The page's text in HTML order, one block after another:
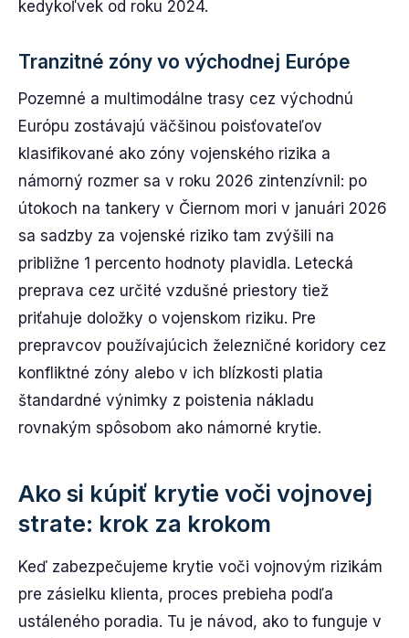
kedykoľvek od roku 2024.
Tranzitné zóny vo východnej Európe
Pozemné a multimodálne trasy cez východnú
Európu zostávajú väčšinou poisťovateľov
klasifikované ako zóny vojenského rizika a
námorný rozmer sa v roku 2026 zintenzívnil: po
útokoch na tankery v Čiernom mori v januári 2026
sa sadzby za vojenské riziko tam zvýšili na
približne 1 percento hodnoty plavidla. Letecká
preprava cez určité vzdušné priestory tiež
priťahuje doložky o vojenskom riziku. Pre
prepravcov používajúcich železničné koridory cez
konfliktné zóny alebo v ich blízkosti platia
štandardné výnimky z poistenia nákladu
rovnakým spôsobom ako námorné krytie.
Ako si kúpiť krytie voči vojnovej
strate: krok za krokom
Keď zabezpečujeme krytie voči vojnovým rizikám
pre zásielku klienta, proces prebieha podľa
ustáleného poradia. Tu je návod, ako to funguje v